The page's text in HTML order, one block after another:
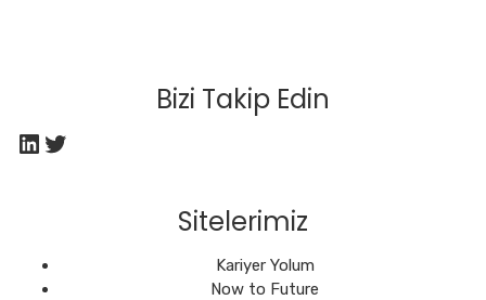
Bizi Takip Edin
LinkedIn
Twitter
Sitelerimiz
Kariyer Yolum
Now to Future